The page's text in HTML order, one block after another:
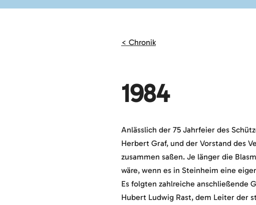
< Chronik
1984
Anlässlich der 75 Jahrfeier des
Herbert Graf, und der Vorstand des
zusammen saßen. Je länger die
wäre, wenn es in Steinheim eine
Es folgten zahlreiche anschließende
Hubert Ludwig Rast, dem Leiter der